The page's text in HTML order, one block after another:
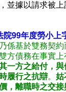
並據以請求被
99年度勞小上
係基於雙務契
方債務在事實
一方之給付，
履行之抗辯。 姑
，離職時之交